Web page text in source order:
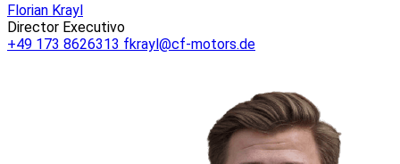
Florian Krayl
Director Executivo
+49 173 8626313 fkrayl@cf-motors.de